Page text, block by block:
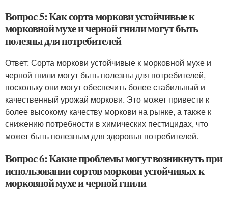
Вопрос 5: Как сорта моркови устойчивые к
морковной мухе и черной гнили могут быть
полезны для потребителей
Ответ: Сорта моркови устойчивые к морковной мухе и
черной гнили могут быть полезны для потребителей,
поскольку они могут обеспечить более стабильный и
качественный урожай моркови. Это может привести к
более высокому качеству моркови на рынке, а также к
снижению потребности в химических пестицидах, что
может быть полезным для здоровья потребителей.
Вопрос 6: Какие проблемы могут возникнуть при
использовании сортов моркови устойчивых к
морковной мухе и черной гнили